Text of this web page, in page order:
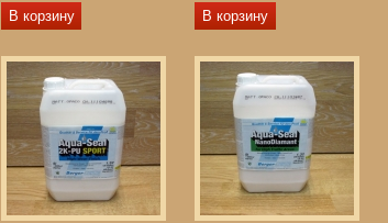
В корзину
В корзину